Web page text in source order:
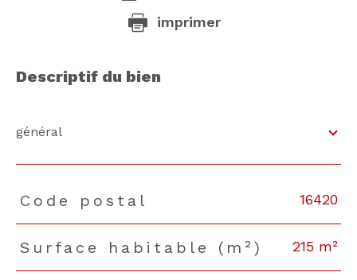
imprimer
descriptif du bien
général
TRAD_PAMPERO_Caracteristique Valeurs
Code postal 16420
Surface habitable (m²) 215 m²